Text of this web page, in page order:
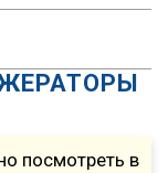
посмотреть в